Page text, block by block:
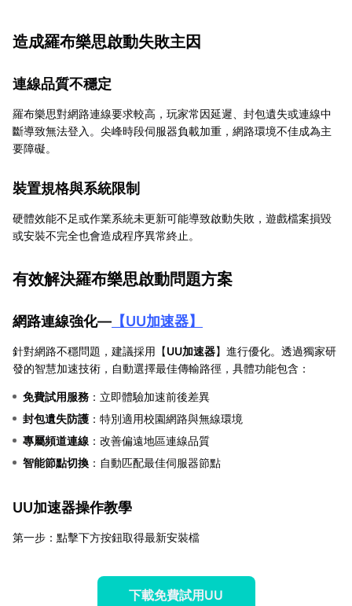
造成羅布樂思啟動失敗主因
連線品質不穩定
羅布樂思對網路連線要求較高，玩家常因延遲、封包遺失或連線中
斷導致無法登入。尖峰時段伺服器負載加重，網路環境不佳成為主
要障礙。
裝置規格與系統限制
硬體效能不足或作業系統未更新可能導致啟動失敗，遊戲檔案損毀
或安裝不完全也會造成程序異常終止。
有效解決羅布樂思啟動問題方案
網路連線強化— 【UU加速器】
針對網路不穩問題，建議採用【UU加速器】進行優化。透過獨家研
發的智慧加速技術，自動選擇最佳傳輸路徑，具體功能包含：
免費試用服務 ：立即體驗加速前後差異
封包遺失防護 ：特別適用校園網路與無線環境
專屬頻道連線 ：改善偏遠地區連線品質
智能節點切換 ：自動匹配最佳伺服器節點
UU加速器操作教學
第一步：點擊下方按鈕取得最新安裝檔
下載免費試用UU